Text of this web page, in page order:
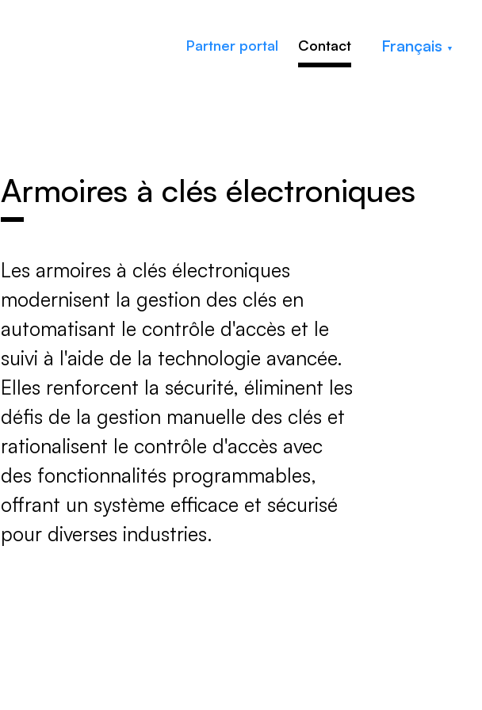
Partner portal Contact Français
Armoires à clés électroniques​
Les armoires à clés électroniques
modernisent la gestion des clés en
automatisant le contrôle d'accès et le
suivi à l'aide de la technologie avancée.
Elles renforcent la sécurité, éliminent les
défis de la gestion manuelle des clés et
rationalisent le contrôle d'accès avec
des fonctionnalités programmables,
offrant un système efficace et sécurisé
pour diverses industries.